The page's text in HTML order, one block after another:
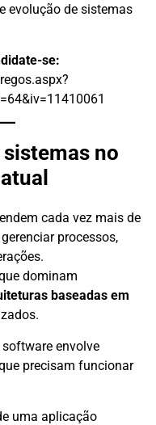
evolução de sistemas
se:
no
cada vez mais de
processos,
dominam
baseadas em
envolve
precisam funcionar
uma aplicação